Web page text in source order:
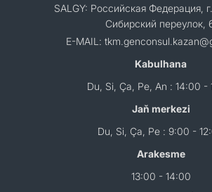
SALGY: Российская Федерация,
Сибирский переулок,
E-MAIL:
Kabulhana
Du, Si, Ça, Pe, An : 14:00 -
Jaň merkezi
Du, Si, Ça, Pe : 9:00 -
Arakesme
13:00 - 14:00